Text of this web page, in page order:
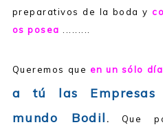
preparativos de la boda y
os posea .........
Queremos que en un sólo día
a tú las Empresas
mundo Bodil. Que